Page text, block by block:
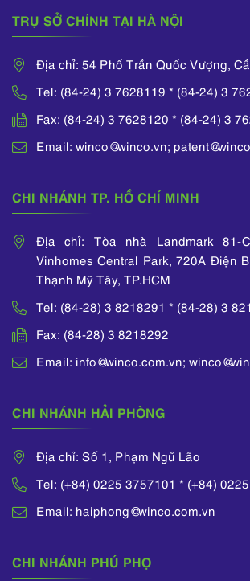
TRỤ SỞ CHÍNH TẠI HÀ NỘI
Địa chỉ: 54 Phố Trần Quốc Vượng,
Tel: (84-24) 3 7628119 * (84-24) 3
Fax: (84-24) 3 7628120 * (84-24) 3
Email: winco@winco.vn;
CHI NHÁNH TP. HỒ CHÍ MINH
Địa chỉ: Tòa nhà Landmark 81-
Vinhomes Central Park, 720A Điện
Thạnh Mỹ Tây, TP.HCM
Tel: (84-28) 3 8218291 * (84-28) 3
Fax: (84-28) 3 8218292
Email: info@winco.com.vn;
CHI NHÁNH HẢI PHÒNG
Địa chỉ: Số 1, Phạm Ngũ Lão
Tel: (+84) 0225 3757101 * (+84)
Email: haiphong@winco.com.vn
CHI NHÁNH PHÚ PHỌ